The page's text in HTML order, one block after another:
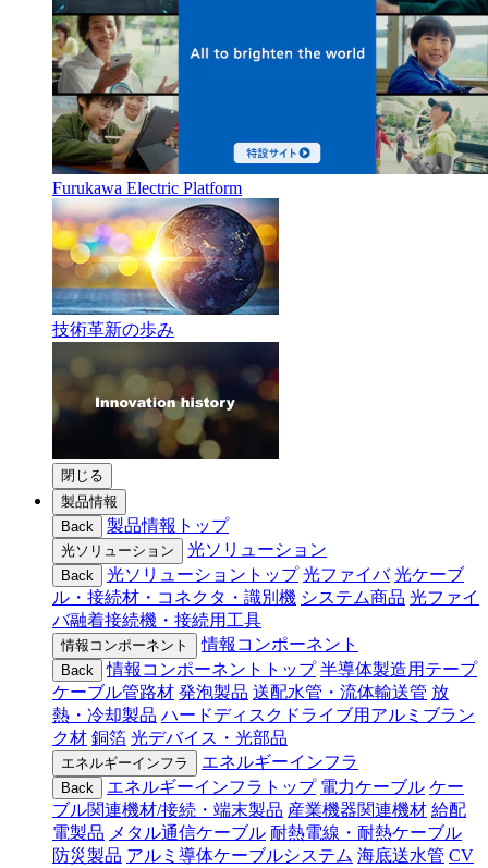
Furukawa Electric Platform
技術革新の歩み
閉じる
製品情報
Back
製品情報トップ
光ソリューション 光ソリューション
Back 光ソリューショントップ 光ファイバ 光ケーブ
ル・接続材・コネクタ・識別機 システム商品 光ファイ
バ融着接続機・接続用工具
情報コンポーネント 情報コンポーネント
Back 情報コンポーネントトップ 半導体製造用テープ
ケーブル管路材 発泡製品 送配水管・流体輸送管 放
熱・冷却製品 ハードディスクドライブ用アルミブラン
ク材 銅箔 光デバイス・光部品
エネルギーインフラ エネルギーインフラ
Back エネルギーインフラトップ 電力ケーブル ケー
ブル関連機材/接続・端末製品 産業機器関連機材 給配
電製品 メタル通信ケーブル 耐熱電線・耐熱ケーブル
防災製品 アルミ導体ケーブルシステム 海底送水管 CV